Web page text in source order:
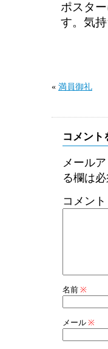
ポスタ
す。気持
« 満員御礼
コメント
メール
る欄は
コメント
名前 ※
メール ※